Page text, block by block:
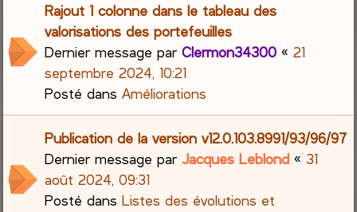
Rajout 1 colonne dans le tableau des
valorisations des portefeuilles
Dernier message parClermon34300 «21
septembre 2024, 10:21
Posté dansAméliorations
Publication de la version v12.0.103.8991/93/96/97
Dernier message parJacques Leblond «31
août 2024, 09:31
Posté dansListes des évolutions et